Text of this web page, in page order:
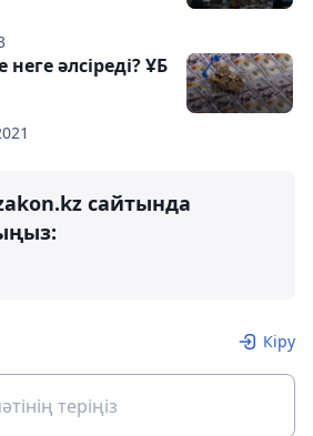
әлсіреді? ҰБ
сайтында
Кіру